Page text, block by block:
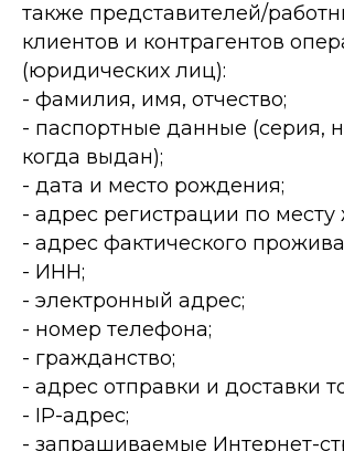
также представителей/
клиентов и контрагентов
(юридических лиц):
- фамилия, имя, отчество;
- паспортные данные (серия,
когда выдан);
- дата и место рождения;
- адрес регистрации по месту
- адрес фактического
- ИНН;
- электронный адрес;
- номер телефона;
- гражданство;
- адрес отправки и доставки
- IP-адрес;
- запрашиваемые Интернет-